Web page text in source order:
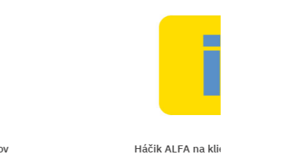
Háčik ALFA na kliešťov ANIMAL